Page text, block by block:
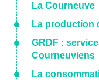
La Courneuve
La production
GRDF :
Courneuviens
La